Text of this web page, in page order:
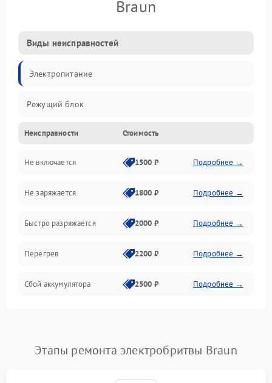
Braun
Виды неисправностей
Электропитание
Режущий блок
Неисправности Стоимость
Не включается 1500 ₽ Подробнее →
Не заряжается 1800 ₽ Подробнее →
Быстро разряжается 2000 ₽ Подробнее →
Перегрев 2200 ₽ Подробнее →
Сбой аккумулятора 2500 ₽ Подробнее →
Этапы ремонта электробритвы Braun